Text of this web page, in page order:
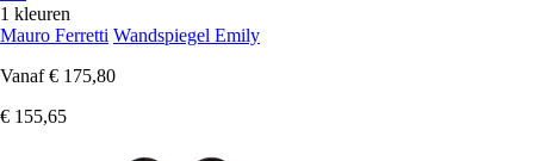
1 kleuren
Mauro Ferretti Wandspiegel Emily
Vanaf € 175,80
€ 155,65